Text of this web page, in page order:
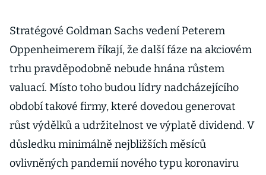
Stratégové Goldman Sachs vedení Peterem
Oppenheimerem říkají, že další fáze na akciovém
trhu pravděpodobně nebude hnána růstem
valuací. Místo toho budou lídry nadcházejícího
období takové firmy, které dovedou generovat
růst výdělků a udržitelnost ve výplatě dividend. V
důsledku minimálně nejbližších měsíců
ovlivněných pandemií nového typu koronaviru